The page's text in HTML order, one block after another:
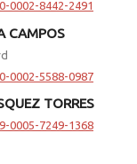
0002-8442-2491
CAMPOS
0002-5588-0987
TORRES
0005-7249-1368